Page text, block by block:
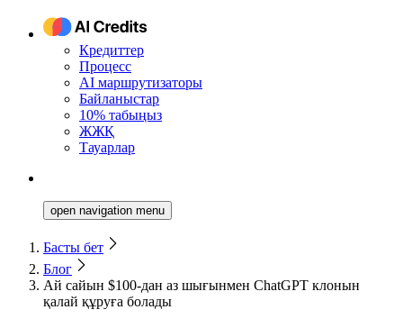
Кредиттер
Процесс
AI маршрутизаторы
Байланыстар
10% табыңыз
ЖЖҚ
Тауарлар
open navigation menu
Басты бет
Блог
Ай сайын $100-дан аз шығынмен ChatGPT клонын
қалай құруға болады